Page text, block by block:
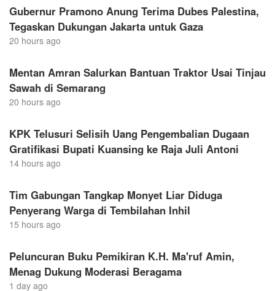
Gubernur Pramono Anung Terima Dubes Palestina,
Tegaskan Dukungan Jakarta untuk Gaza
20 hours ago
Mentan Amran Salurkan Bantuan Traktor Usai Tinjau
Sawah di Semarang
20 hours ago
KPK Telusuri Selisih Uang Pengembalian Dugaan
Gratifikasi Bupati Kuansing ke Raja Juli Antoni
14 hours ago
Tim Gabungan Tangkap Monyet Liar Diduga
Penyerang Warga di Tembilahan Inhil
15 hours ago
Peluncuran Buku Pemikiran K.H. Ma'ruf Amin,
Menag Dukung Moderasi Beragama
1 day ago